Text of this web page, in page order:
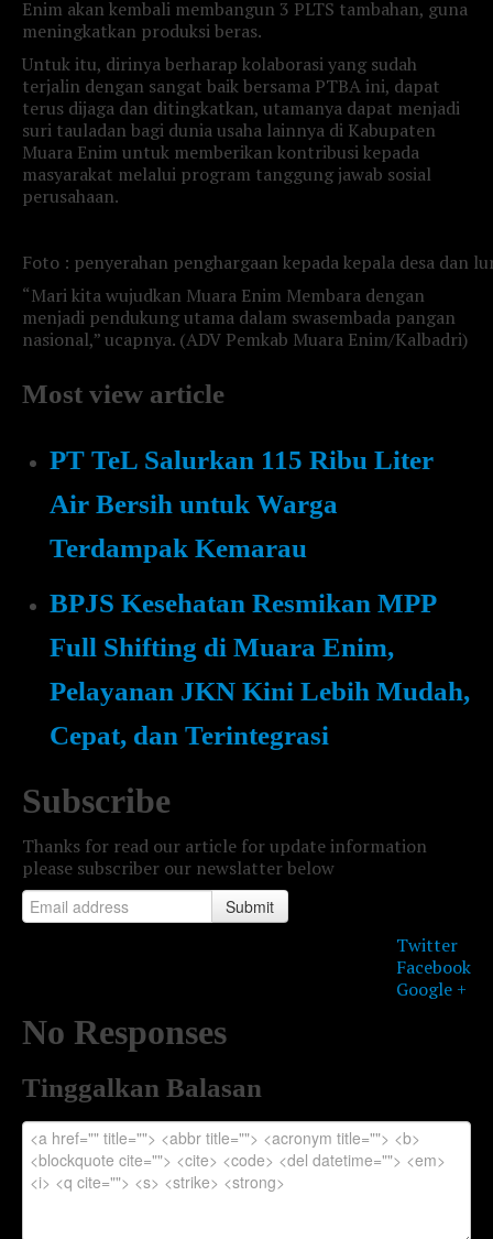
Enim akan kembali membangun 3 PLTS tambahan, guna
meningkatkan produksi beras.
Untuk itu, dirinya berharap kolaborasi yang sudah
terjalin dengan sangat baik bersama PTBA ini, dapat
terus dijaga dan ditingkatkan, utamanya dapat menjadi
suri tauladan bagi dunia usaha lainnya di Kabupaten
Muara Enim untuk memberikan kontribusi kepada
masyarakat melalui program tanggung jawab sosial
perusahaan.
Foto : penyerahan penghargaan kepada kepala desa dan
“Mari kita wujudkan Muara Enim Membara dengan
menjadi pendukung utama dalam swasembada pangan
nasional,” ucapnya. (ADV Pemkab Muara Enim/Kalbadri)
Most view article
PT TeL Salurkan 115 Ribu Liter
Air Bersih untuk Warga
Terdampak Kemarau
BPJS Kesehatan Resmikan MPP
Full Shifting di Muara Enim,
Pelayanan JKN Kini Lebih Mudah,
Cepat, dan Terintegrasi
Subscribe
Thanks for read our article for update information
please subscriber our newslatter below
Submit
Twitter
Facebook
Google +
No Responses
Tinggalkan Balasan